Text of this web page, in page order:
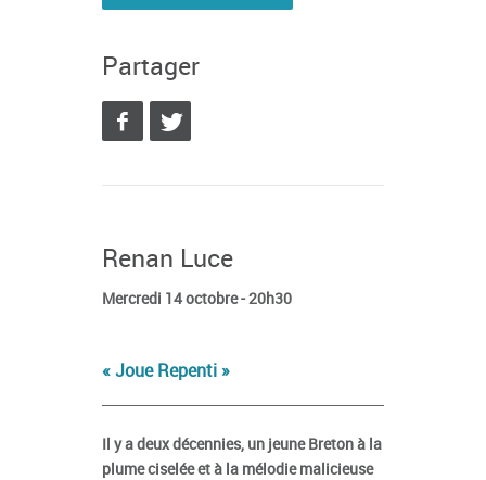
Partager
Renan Luce
Mercredi 14 octobre - 20h30
« Joue Repenti »
Il y a deux décennies, un jeune Breton à la
plume ciselée et à la mélodie malicieuse